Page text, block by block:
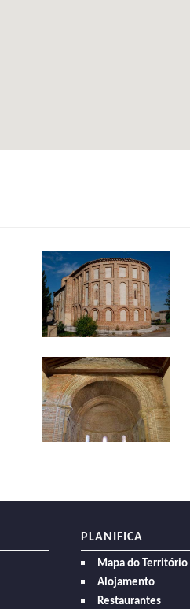
PLANIFICA
Mapa do Território
Alojamento
Restaurantes